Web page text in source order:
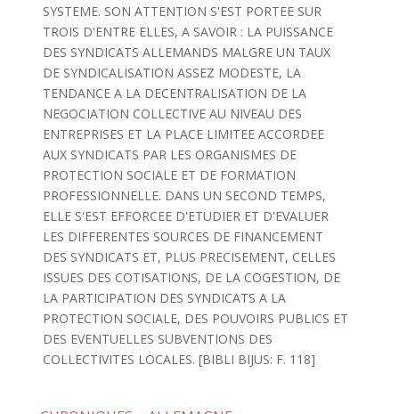
SYSTEME. SON ATTENTION S'EST PORTEE SUR
TROIS D'ENTRE ELLES, A SAVOIR : LA PUISSANCE
DES SYNDICATS ALLEMANDS MALGRE UN TAUX
DE SYNDICALISATION ASSEZ MODESTE, LA
TENDANCE A LA DECENTRALISATION DE LA
NEGOCIATION COLLECTIVE AU NIVEAU DES
ENTREPRISES ET LA PLACE LIMITEE ACCORDEE
AUX SYNDICATS PAR LES ORGANISMES DE
PROTECTION SOCIALE ET DE FORMATION
PROFESSIONNELLE. DANS UN SECOND TEMPS,
ELLE S'EST EFFORCEE D'ETUDIER ET D'EVALUER
LES DIFFERENTES SOURCES DE FINANCEMENT
DES SYNDICATS ET, PLUS PRECISEMENT, CELLES
ISSUES DES COTISATIONS, DE LA COGESTION, DE
LA PARTICIPATION DES SYNDICATS A LA
PROTECTION SOCIALE, DES POUVOIRS PUBLICS ET
DES EVENTUELLES SUBVENTIONS DES
COLLECTIVITES LOCALES. [BIBLI BIJUS: F. 118]